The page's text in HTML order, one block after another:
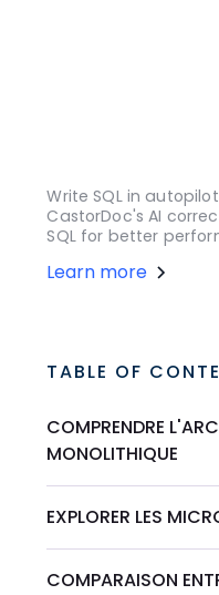
Write SQL in
CastorDoc's AI
SQL for better
Learn more
TABLE OF
COMPRENDRE
MONOLITHIQUE
EXPLORER LES
COMPARAISON